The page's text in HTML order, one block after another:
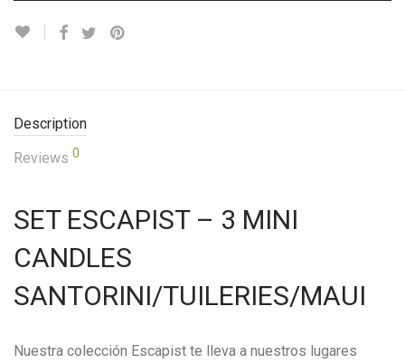
Description
Reviews 0
SET ESCAPIST – 3 MINI
CANDLES
SANTORINI/TUILERIES/MAUI
Nuestra colección Escapist te lleva a nuestros lugares